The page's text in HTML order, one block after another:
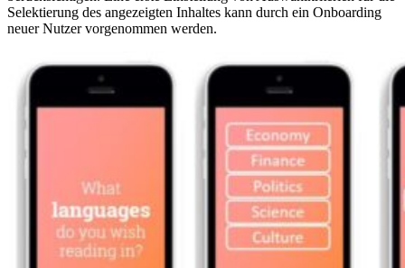
Selektierung des angezeigten Inhaltes kann durch ein Onboarding
neuer Nutzer vorgenommen werden.